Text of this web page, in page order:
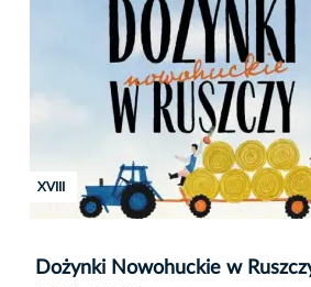
XVIII
Dożynki Nowohuckie w